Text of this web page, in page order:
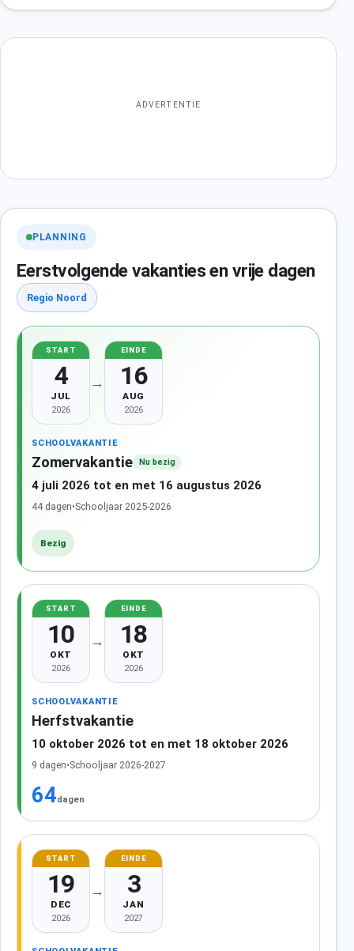
ADVERTENTIE
PLANNING
Eerstvolgende vakanties en vrije dagen
Regio Noord
START
4
JUL
2026
→
EINDE
16
AUG
2026
SCHOOLVAKANTIE
Zomervakantie Nu bezig
4 juli 2026 tot en met 16 augustus 2026
44 dagen•Schooljaar 2025-2026
Bezig
START
10
OKT
2026
→
EINDE
18
OKT
2026
SCHOOLVAKANTIE
Herfstvakantie
10 oktober 2026 tot en met 18 oktober 2026
9 dagen•Schooljaar 2026-2027
64dagen
START
19
DEC
2026
→
EINDE
3
JAN
2027